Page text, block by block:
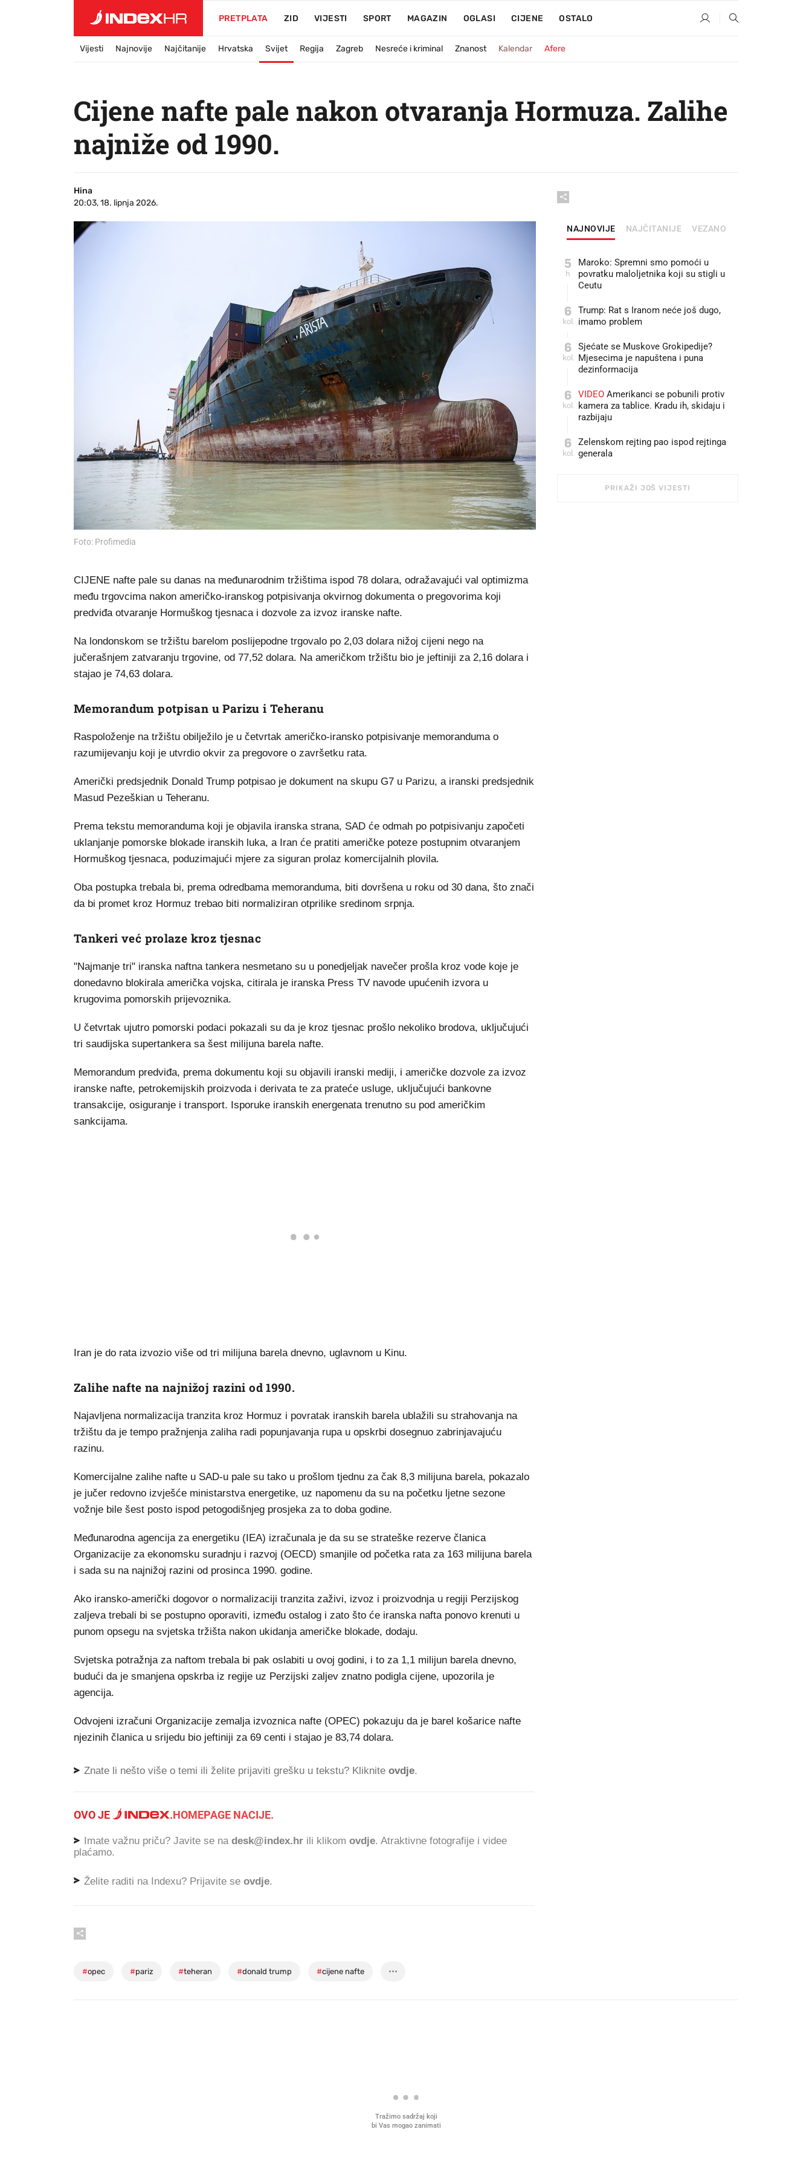
PRETPLATA ZID VIJESTI SPORT MAGAZIN OGLASI CIJENE OSTALO
Vijesti Najnovije Najčitanije Hrvatska Svijet Regija Zagreb Nesreće i kriminal Znanost Kalendar Afere
Cijene nafte pale nakon otvaranja Hormuza. Zalihe
najniže od 1990.
Hina
20:03, 18. lipnja 2026.
Foto: Profimedia
CIJENE nafte pale su danas na međunarodnim tržištima ispod 78 dolara, odražavajući val optimizma
među trgovcima nakon američko-iranskog potpisivanja okvirnog dokumenta o pregovorima koji
predviđa otvaranje Hormuškog tjesnaca i dozvole za izvoz iranske nafte.
Na londonskom se tržištu barelom poslijepodne trgovalo po 2,03 dolara nižoj cijeni nego na
jučerašnjem zatvaranju trgovine, od 77,52 dolara. Na američkom tržištu bio je jeftiniji za 2,16 dolara i
stajao je 74,63 dolara.
Memorandum potpisan u Parizu i Teheranu
Raspoloženje na tržištu obilježilo je u četvrtak američko-iransko potpisivanje memoranduma o
razumijevanju koji je utvrdio okvir za pregovore o završetku rata.
Američki predsjednik Donald Trump potpisao je dokument na skupu G7 u Parizu, a iranski predsjednik
Masud Pezeškian u Teheranu.
Prema tekstu memoranduma koji je objavila iranska strana, SAD će odmah po potpisivanju započeti
uklanjanje pomorske blokade iranskih luka, a Iran će pratiti američke poteze postupnim otvaranjem
Hormuškog tjesnaca, poduzimajući mjere za siguran prolaz komercijalnih plovila.
Oba postupka trebala bi, prema odredbama memoranduma, biti dovršena u roku od 30 dana, što znači
da bi promet kroz Hormuz trebao biti normaliziran otprilike sredinom srpnja.
Tankeri već prolaze kroz tjesnac
"Najmanje tri" iranska naftna tankera nesmetano su u ponedjeljak navečer prošla kroz vode koje je
donedavno blokirala američka vojska, citirala je iranska Press TV navode upućenih izvora u
krugovima pomorskih prijevoznika.
U četvrtak ujutro pomorski podaci pokazali su da je kroz tjesnac prošlo nekoliko brodova, uključujući
tri saudijska supertankera sa šest milijuna barela nafte.
Memorandum predviđa, prema dokumentu koji su objavili iranski mediji, i američke dozvole za izvoz
iranske nafte, petrokemijskih proizvoda i derivata te za prateće usluge, uključujući bankovne
transakcije, osiguranje i transport. Isporuke iranskih energenata trenutno su pod američkim
sankcijama.
Iran je do rata izvozio više od tri milijuna barela dnevno, uglavnom u Kinu.
Zalihe nafte na najnižoj razini od 1990.
Najavljena normalizacija tranzita kroz Hormuz i povratak iranskih barela ublažili su strahovanja na
tržištu da je tempo pražnjenja zaliha radi popunjavanja rupa u opskrbi dosegnuo zabrinjavajuću
razinu.
Komercijalne zalihe nafte u SAD-u pale su tako u prošlom tjednu za čak 8,3 milijuna barela, pokazalo
je jučer redovno izvješće ministarstva energetike, uz napomenu da su na početku ljetne sezone
vožnje bile šest posto ispod petogodišnjeg prosjeka za to doba godine.
Međunarodna agencija za energetiku (IEA) izračunala je da su se strateške rezerve članica
Organizacije za ekonomsku suradnju i razvoj (OECD) smanjile od početka rata za 163 milijuna barela
i sada su na najnižoj razini od prosinca 1990. godine.
Ako iransko-američki dogovor o normalizaciji tranzita zaživi, izvoz i proizvodnja u regiji Perzijskog
zaljeva trebali bi se postupno oporaviti, između ostalog i zato što će iranska nafta ponovo krenuti u
punom opsegu na svjetska tržišta nakon ukidanja američke blokade, dodaju.
Svjetska potražnja za naftom trebala bi pak oslabiti u ovoj godini, i to za 1,1 milijun barela dnevno,
budući da je smanjena opskrba iz regije uz Perzijski zaljev znatno podigla cijene, upozorila je
agencija.
Odvojeni izračuni Organizacije zemalja izvoznica nafte (OPEC) pokazuju da je barel košarice nafte
njezinih članica u srijedu bio jeftiniji za 69 centi i stajao je 83,74 dolara.
Znate li nešto više o temi ili želite prijaviti grešku u tekstu? Kliknite ovdje.
OVO JE .HOMEPAGE NACIJE.
Imate važnu priču? Javite se na desk@index.hr ili klikom ovdje. Atraktivne fotografije i videe
plaćamo.
Želite raditi na Indexu? Prijavite se ovdje.
#opec #pariz #teheran #donald trump #cijene nafte
NAJNOVIJE NAJČITANIJE VEZANO
5
h
Maroko: Spremni smo pomoći u
povratku maloljetnika koji su stigli u
Ceutu
6
kol
Trump: Rat s Iranom neće još dugo,
imamo problem
6
kol
Sjećate se Muskove Grokipedije?
Mjesecima je napuštena i puna
dezinformacija
6
kol
VIDEO Amerikanci se pobunili protiv
kamera za tablice. Kradu ih, skidaju i
razbijaju
6
kol
Zelenskom rejting pao ispod rejtinga
generala
PRIKAŽI JOŠ VIJESTI
Tražimo sadržaj koji
bi Vas mogao zanimati